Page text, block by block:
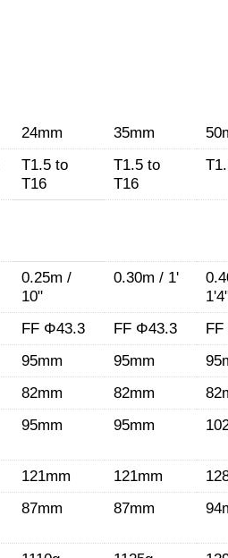
24mm 35mm
T1.5 to
T16
T1.5 to
T16
0.25m /
10"
0.30m / 1'
FF Φ43.3 FF Φ43.3
95mm 95mm
82mm 82mm
95mm 95mm
121mm 121mm
87mm 87mm